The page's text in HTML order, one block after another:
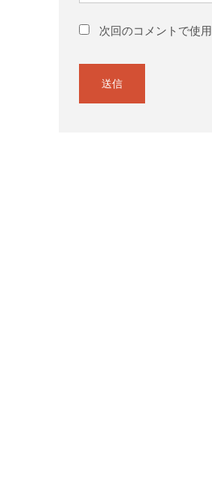
次回のコメントで使